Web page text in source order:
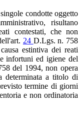
condotte oggetto
risultano
contestati, che non
24 D.Lgs. n. 758
estintiva dei reati
infortuni ed igiene del
del 1994, non opera
determinata a titolo di
termine di giorni
e non ordinatoria